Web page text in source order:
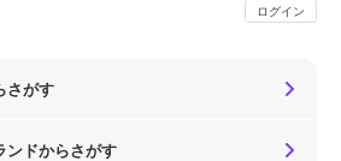
ログイン
さがす
ンドからさがす